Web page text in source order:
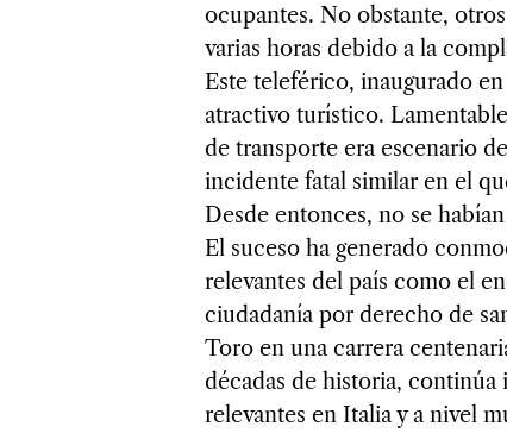
ocupantes. No obstante,
varias horas debido a la
Este teleférico, inaugurado
atractivo turístico.
de transporte era escenario
incidente fatal similar en el
Desde entonces, no se
El suceso ha generado
relevantes del país como el
ciudadanía por derecho de
Toro en una carrera
décadas de historia,
relevantes en Italia y a nivel